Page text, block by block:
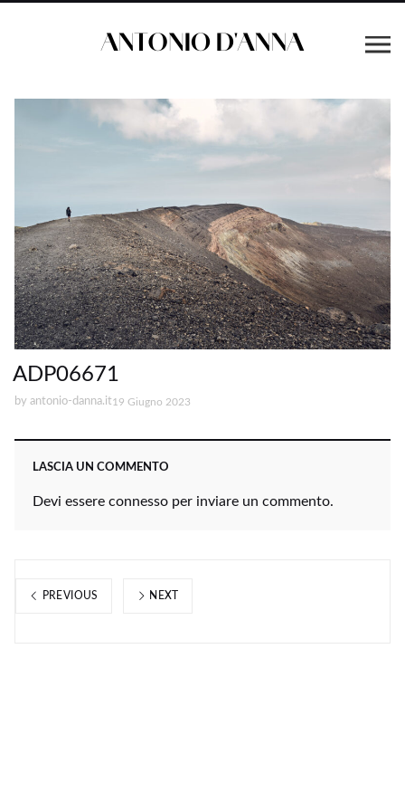
ADP06671
by antonio-danna.it19 Giugno 2023
LASCIA UN COMMENTO
Devi essere connesso per inviare un commento.
PREVIOUS NEXT